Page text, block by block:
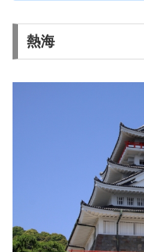
熱海